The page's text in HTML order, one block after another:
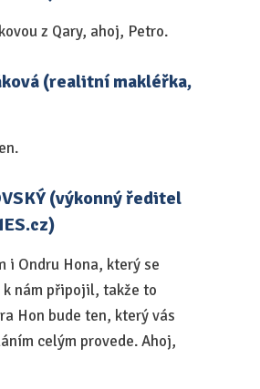
z Qary, ahoj, Petro.
(realitní makléřka,
(výkonný ředitel
i Ondru Hona, který se
nám připojil, takže to
Hon bude ten, který vás
celým provede. Ahoj,